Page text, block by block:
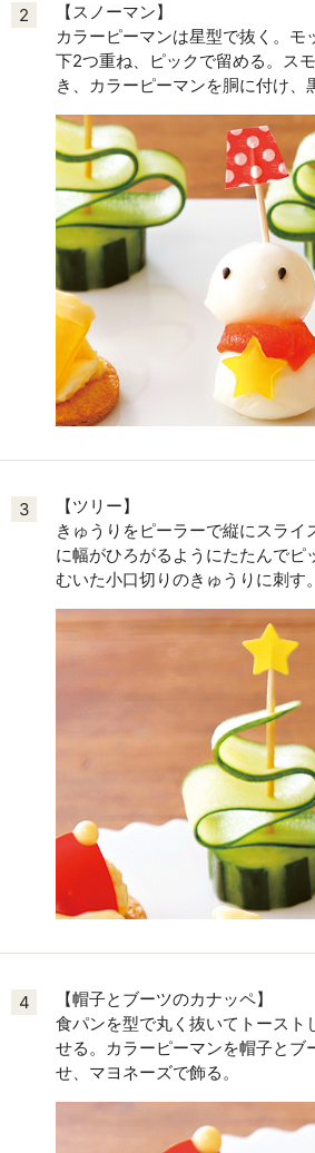
2
【スノーマン】
カラーピーマンは星型で抜く。モ
下2つ重ね、ピックで留める。ス
き、カラーピーマンを胴に付け、
3
【ツリー】
きゅうりをピーラーで縦にスライ
に幅がひろがるようにたたんでピ
むいた小口切りのきゅうりに刺す。
4
【帽子とブーツのカナッペ】
食パンを型で丸く抜いてトースト
せる。カラーピーマンを帽子とブ
せ、マヨネーズで飾る。